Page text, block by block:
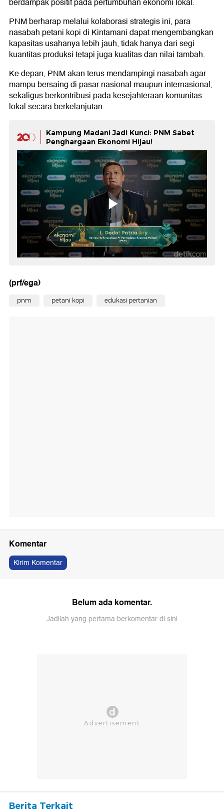
berdampak positif pada pertumbuhan ekonomi lokal.
PNM berharap melalui kolaborasi strategis ini, para
nasabah petani kopi di Kintamani dapat mengembangkan
kapasitas usahanya lebih jauh, tidak hanya dari segi
kuantitas produksi tetapi juga kualitas dan nilai tambah.
Ke depan, PNM akan terus mendampingi nasabah agar
mampu bersaing di pasar nasional maupun internasional,
sekaligus berkontribusi pada kesejahteraan komunitas
lokal secara berkelanjutan.
Kampung Madani Jadi Kunci: PNM Sabet
Penghargaan Ekonomi Hijau!
(prf/ega)
pnm petani kopi edukasi pertanian
Komentar
Kirim Komentar
Belum ada komentar.
Jadilah yang pertama berkomentar di sini
Berita Terkait